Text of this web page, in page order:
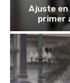
Ajuste en
primer